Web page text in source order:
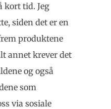
kort tid. Jeg
siden det er en
produktene
annet krever det
og også
som
via sosiale